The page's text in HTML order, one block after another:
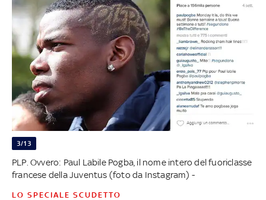
3/13
PLP. Ovvero: Paul Labile Pogba, il nome intero del fuoriclasse
francese della Juventus (foto da Instagram) -
LO SPECIALE SCUDETTO